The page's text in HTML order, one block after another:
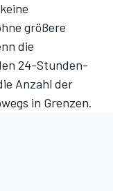
größere
die
24-Stunden-
Anzahl der
in Grenzen.